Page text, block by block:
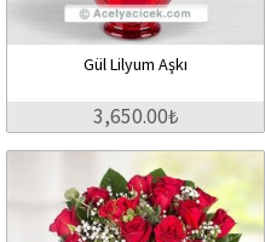
Gül Lilyum Aşkı
3,650.00₺